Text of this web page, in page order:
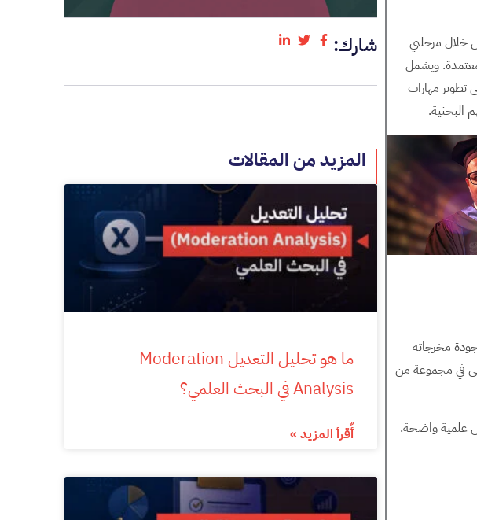
خلال مرحلتي
ويشمل
تطوير مهارات
البحثية.
مخرجاته
في مجموعة من
علمية واضحة.
شارك:
المزيد من المقالات
ما هو تحليل التعديل Moderation
Analysis في البحث العلمي؟
أٌقرأ المزيد »